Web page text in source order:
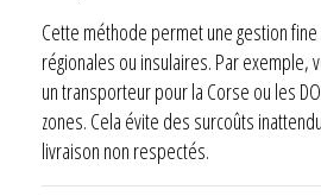
Cette méthode permet une gestion
régionales ou insulaires. Par exemple,
un transporteur pour la Corse ou les
zones. Cela évite des surcoûts
livraison non respectés.